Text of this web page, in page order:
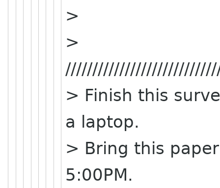
>
>
> Finish this
a laptop.
> Bring this
5:00PM.